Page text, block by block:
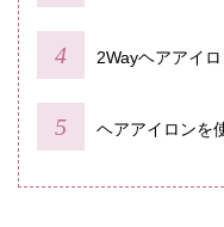
2Wayヘアアイ
ヘアアイロンを